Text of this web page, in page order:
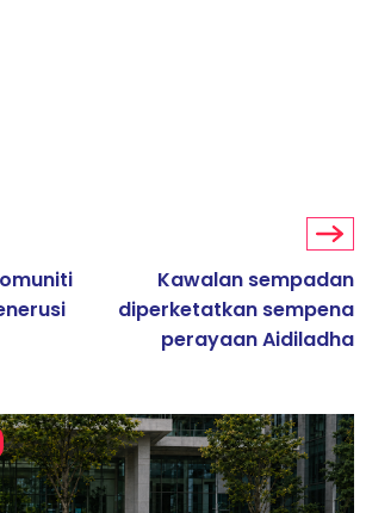
Kawalan sempadan
diperketatkan sempena
perayaan Aidiladha